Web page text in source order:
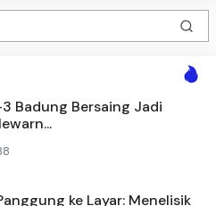
3 Badung Bersaing Jadi
ke Layar: Menelisik